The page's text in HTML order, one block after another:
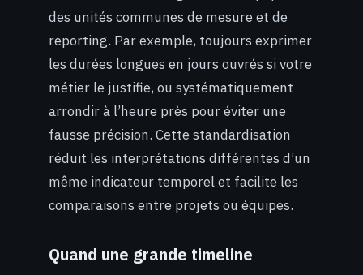
des unités communes de mesure et de
reporting. Par exemple, toujours exprimer
les durées longues en jours ouvrés si votre
métier le justifie, ou systématiquement
arrondir à l’heure près pour éviter une
fausse précision. Cette standardisation
réduit les interprétations différentes d’un
même indicateur temporel et facilite les
comparaisons entre projets ou équipes.
Quand une grande timeline